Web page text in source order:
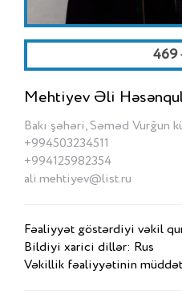
469
Mehtiyev Əli
Bakı şəhəri, Səməd Vurğun
+994503234511
+994125982354
ali.mehtiyev@list.ru
Fəaliyyət göstərdiyi vəkil
Bildiyi xarici dillər: Rus
Vəkillik fəaliyyətinin